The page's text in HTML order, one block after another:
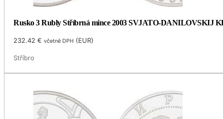
Rusko 3 Rubly Stříbrná mince 2003 SVJATO-DANILOVSKIJ
232.42€ včetně DPH (EUR)
Stříbro